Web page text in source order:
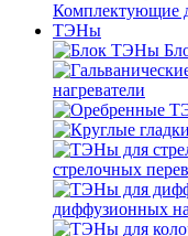
Комплектующие
ТЭНы
нагреватели
стрелочных
диффузионных